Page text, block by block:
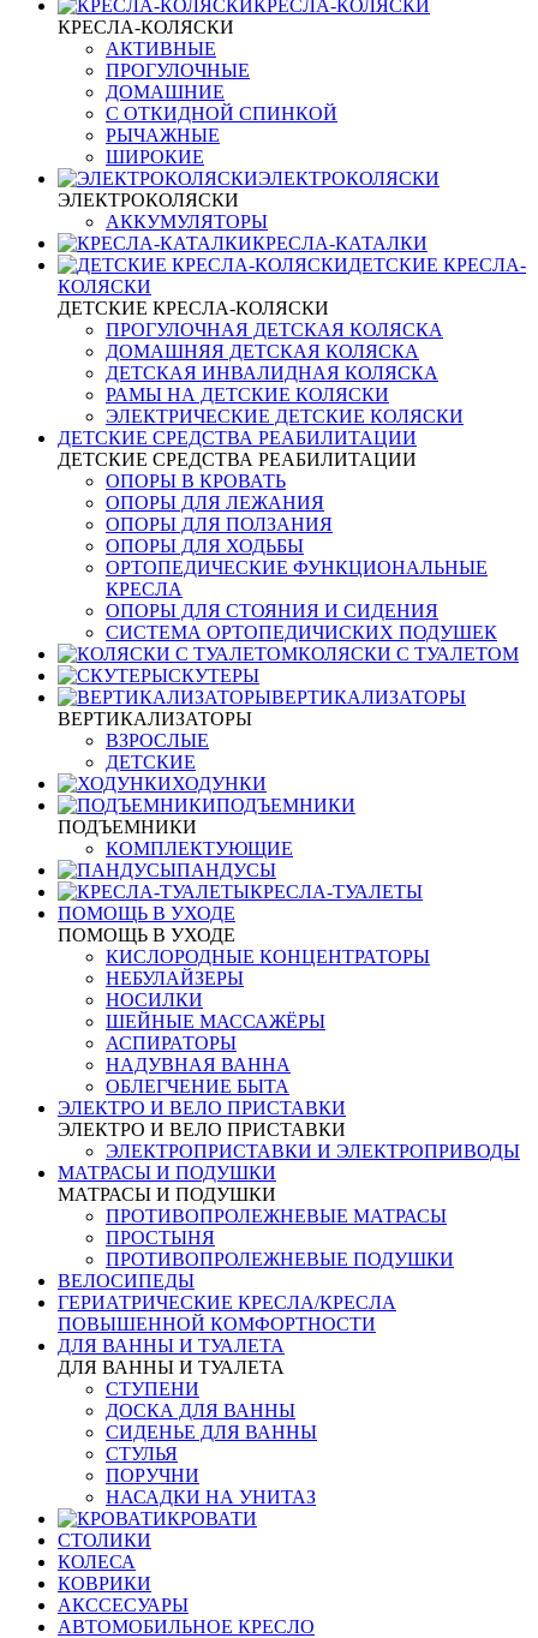
КРЕСЛА-КОЛЯСКИ
КРЕСЛА-КОЛЯСКИ
АКТИВНЫЕ
ПРОГУЛОЧНЫЕ
ДОМАШНИЕ
С ОТКИДНОЙ СПИНКОЙ
РЫЧАЖНЫЕ
ШИРОКИЕ
ЭЛЕКТРОКОЛЯСКИ
ЭЛЕКТРОКОЛЯСКИ
АККУМУЛЯТОРЫ
КРЕСЛА-КАТАЛКИ
ДЕТСКИЕ КРЕСЛА-
КОЛЯСКИ
ДЕТСКИЕ КРЕСЛА-КОЛЯСКИ
ПРОГУЛОЧНАЯ ДЕТСКАЯ КОЛЯСКА
ДОМАШНЯЯ ДЕТСКАЯ КОЛЯСКА
ДЕТСКАЯ ИНВАЛИДНАЯ КОЛЯСКА
РАМЫ НА ДЕТСКИЕ КОЛЯСКИ
ЭЛЕКТРИЧЕСКИЕ ДЕТСКИЕ КОЛЯСКИ
ДЕТСКИЕ СРЕДСТВА РЕАБИЛИТАЦИИ
ДЕТСКИЕ СРЕДСТВА РЕАБИЛИТАЦИИ
ОПОРЫ В КРОВАТЬ
ОПОРЫ ДЛЯ ЛЕЖАНИЯ
ОПОРЫ ДЛЯ ПОЛЗАНИЯ
ОПОРЫ ДЛЯ ХОДЬБЫ
ОРТОПЕДИЧЕСКИЕ ФУНКЦИОНАЛЬНЫЕ
КРЕСЛА
ОПОРЫ ДЛЯ СТОЯНИЯ И СИДЕНИЯ
СИСТЕМА ОРТОПЕДИЧИСКИХ ПОДУШЕК
КОЛЯСКИ С ТУАЛЕТОМ
СКУТЕРЫ
ВЕРТИКАЛИЗАТОРЫ
ВЕРТИКАЛИЗАТОРЫ
ВЗРОСЛЫЕ
ДЕТСКИЕ
ХОДУНКИ
ПОДЪЕМНИКИ
ПОДЪЕМНИКИ
КОМПЛЕКТУЮЩИЕ
ПАНДУСЫ
КРЕСЛА-ТУАЛЕТЫ
ПОМОЩЬ В УХОДЕ
ПОМОЩЬ В УХОДЕ
КИСЛОРОДНЫЕ КОНЦЕНТРАТОРЫ
НЕБУЛАЙЗЕРЫ
НОСИЛКИ
ШЕЙНЫЕ МАССАЖЁРЫ
АСПИРАТОРЫ
НАДУВНАЯ ВАННА
ОБЛЕГЧЕНИЕ БЫТА
ЭЛЕКТРО И ВЕЛО ПРИСТАВКИ
ЭЛЕКТРО И ВЕЛО ПРИСТАВКИ
ЭЛЕКТРОПРИСТАВКИ И ЭЛЕКТРОПРИВОДЫ
МАТРАСЫ И ПОДУШКИ
МАТРАСЫ И ПОДУШКИ
ПРОТИВОПРОЛЕЖНЕВЫЕ МАТРАСЫ
ПРОСТЫНЯ
ПРОТИВОПРОЛЕЖНЕВЫЕ ПОДУШКИ
ВЕЛОСИПЕДЫ
ГЕРИАТРИЧЕСКИЕ КРЕСЛА/КРЕСЛА
ПОВЫШЕННОЙ КОМФОРТНОСТИ
ДЛЯ ВАННЫ И ТУАЛЕТА
ДЛЯ ВАННЫ И ТУАЛЕТА
СТУПЕНИ
ДОСКА ДЛЯ ВАННЫ
СИДЕНЬЕ ДЛЯ ВАННЫ
СТУЛЬЯ
ПОРУЧНИ
НАСАДКИ НА УНИТАЗ
КРОВАТИ
СТОЛИКИ
КОЛЕСА
КОВРИКИ
АКССЕСУАРЫ
АВТОМОБИЛЬНОЕ КРЕСЛО